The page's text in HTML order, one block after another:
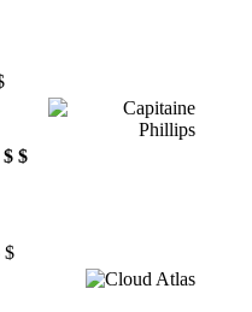
$ $
$